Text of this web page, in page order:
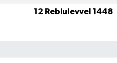
12 Rebiulevvel 1448